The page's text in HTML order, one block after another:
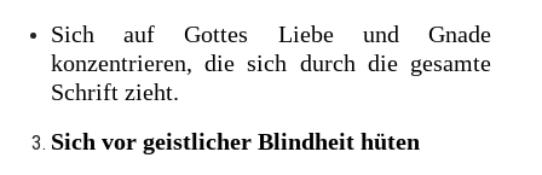
Sich auf Gottes Liebe und Gnade
konzentrieren, die sich durch die gesamte
Schrift zieht.
Sich vor geistlicher Blindheit hüten